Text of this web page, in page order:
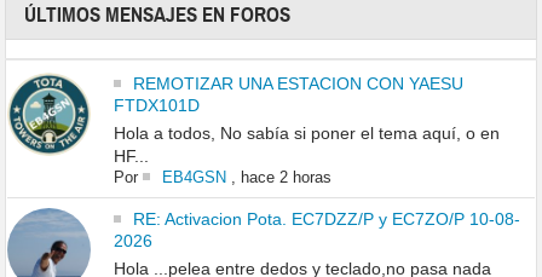
ÚLTIMOS MENSAJES EN FOROS
REMOTIZAR UNA ESTACION CON YAESU
FTDX101D
Hola a todos, No sabía si poner el tema aquí, o en
HF...
Por EB4GSN, hace 2 horas
RE: Activacion Pota. EC7DZZ/P y EC7ZO/P 10-08-
2026
Hola ...pelea entre dedos y teclado,no pasa nada